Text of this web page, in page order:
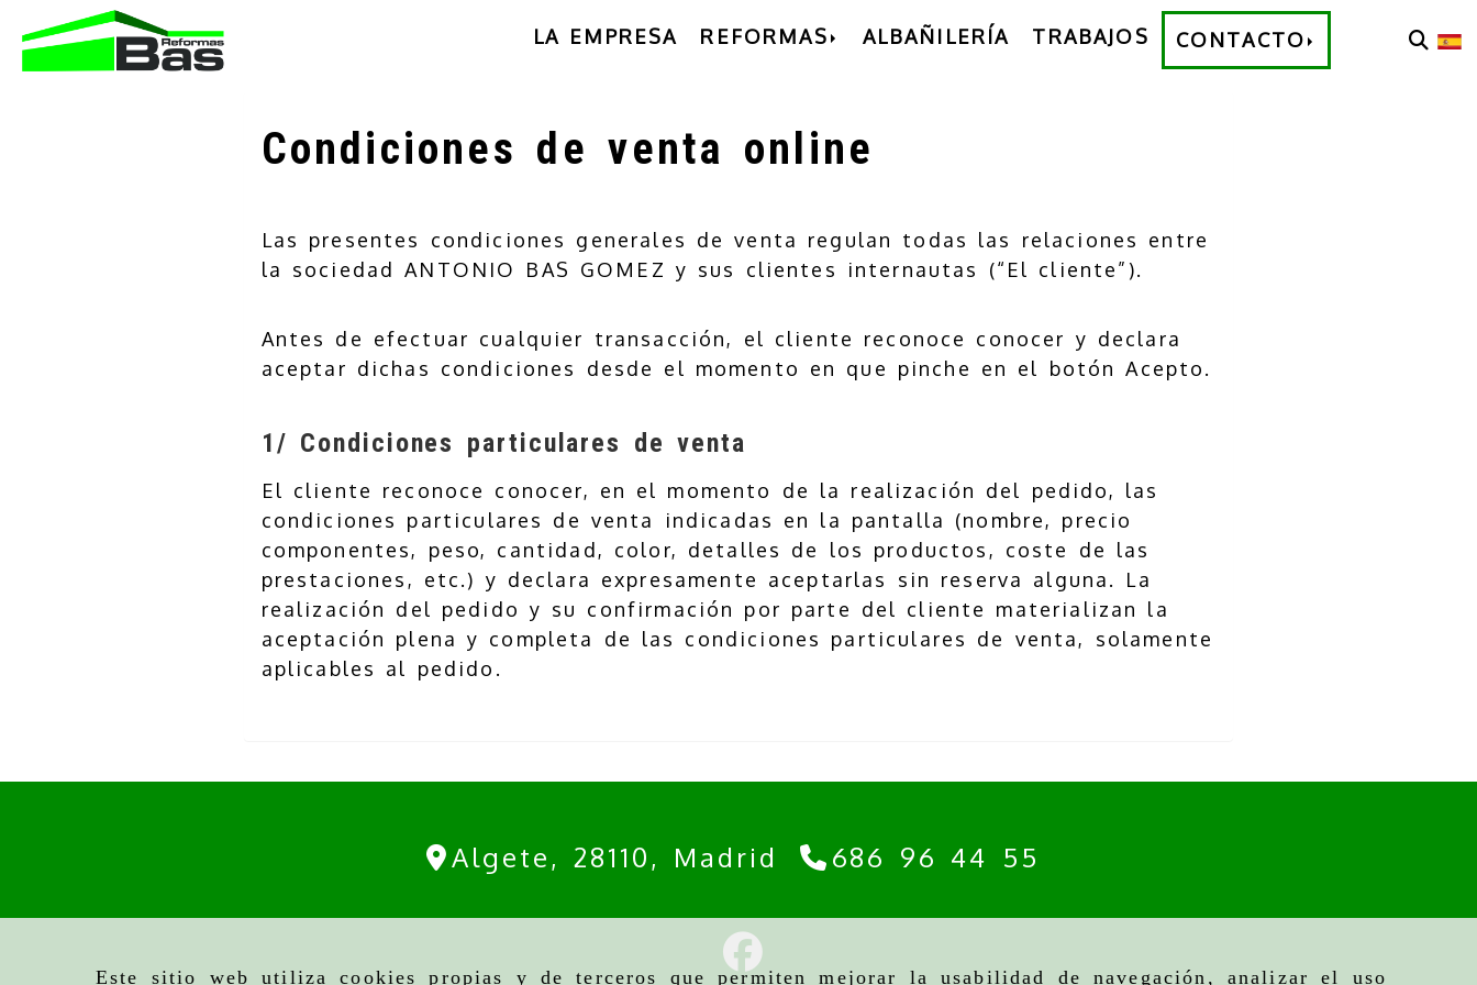
Este sitio web utiliza cookies propias y de terceros que permiten mejorar la usabilidad de navegación, analizar el uso
LA EMPRESA REFORMAS ALBAÑILERÍA TRABAJOS CONTACTO
Condiciones de venta online
Las presentes condiciones generales de venta regulan todas las relaciones entre
la sociedadANTONIO BAS GOMEZ y sus clientes internautas (“El cliente”).
Antes de efectuar cualquier transacción, el cliente reconoce conocer y declara
aceptar dichas condiciones desde el momento en que pinche en el botón Acepto.
1/ Condiciones particulares de venta
El cliente reconoce conocer, en el momento de la realización del pedido, las
condiciones particulares de venta indicadas en la pantalla (nombre, precio
componentes, peso, cantidad, color, detalles de los productos, coste de las
prestaciones, etc.) y declara expresamente aceptarlas sin reserva alguna. La
realización del pedido y su confirmación por parte del cliente materializan la
aceptación plena y completa de las condiciones particulares de venta, solamente
aplicables al pedido.
Algete,28110, Madrid 686 96 44 55